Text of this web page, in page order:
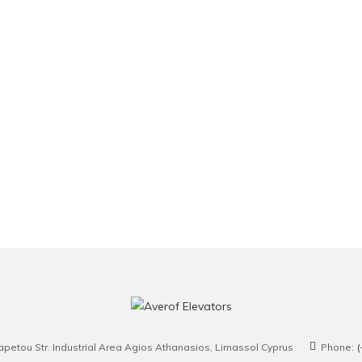
Str. Industrial Area Agios Athanasios, Limassol Cyprus Phone: